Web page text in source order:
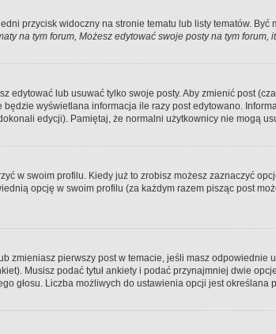
przycisk widoczny na stronie tematu lub listy tematów.
na tym forum, Możesz edytować swoje posty na tym forum,
edytować lub usuwać tylko swoje posty. Aby zmienić post
wyświetlana informacja ile razy post edytowano.
edycji). Pamiętaj, że normalni użytkownicy nie mogą
w swoim profilu. Kiedy już to zrobisz możesz zaznaczyć
opcję w swoim profilu (za każdym razem pisząc post
zmieniasz pierwszy post w temacie, jeśli masz
Musisz podać tytuł ankiety i podać przynajmniej dwie
głosu. Liczba możliwych do ustawienia opcji jest określana